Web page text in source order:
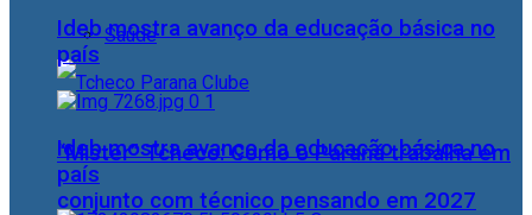
Saúde
“Mister” Tcheco: Como o Paraná trabalha em
conjunto com técnico pensando em 2027
Ideb mostra avanço da educação básica no
país
Ideb mostra avanço da educação básica no
país